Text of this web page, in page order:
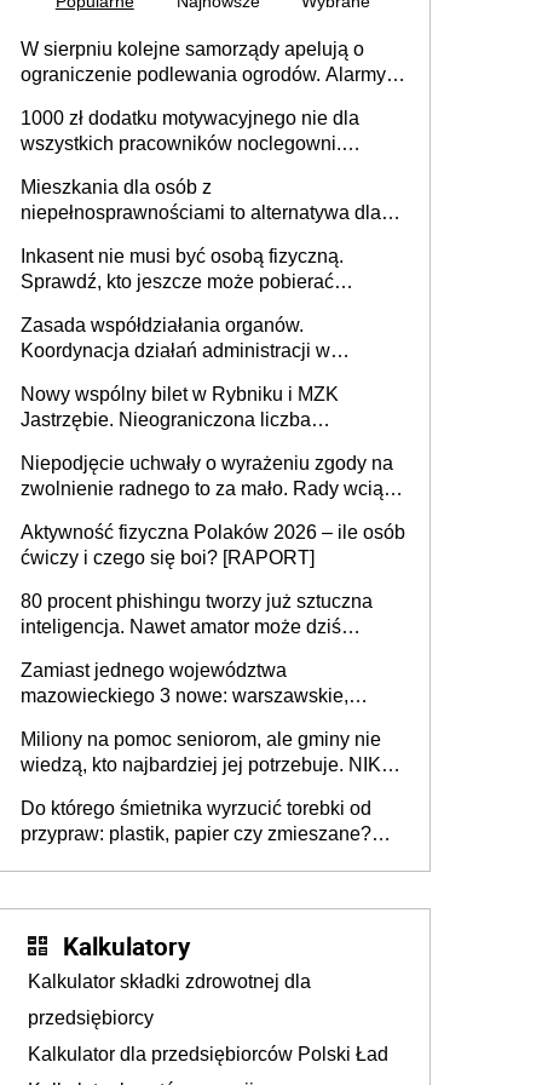
W sierpniu kolejne samorządy apelują o
ograniczenie podlewania ogrodów. Alarmy w
może objąć cały kraj
1000 zł dodatku motywacyjnego nie dla
wszystkich pracowników noclegowni.
Mieszkania dla osób z
niepełnosprawnościami to alternatywa dla
samodzielnie lub z rodziną
Inkasent nie musi być osobą fizyczną.
Sprawdź, kto jeszcze może pobierać
Zasada współdziałania organów.
Koordynacja działań administracji w
Nowy wspólny bilet w Rybniku i MZK
Jastrzębie. Nieograniczona liczba
Niepodjęcie uchwały o wyrażeniu zgody na
zwolnienie radnego to za mało. Rady wciąż
rozstrzygać sprawy
Aktywność fizyczna Polaków 2026 – ile osób
ćwiczy i czego się boi? [RAPORT]
80 procent phishingu tworzy już sztuczna
inteligencja. Nawet amator może dziś
Zamiast jednego województwa
mazowieckiego 3 nowe: warszawskie,
Europie nie ma tak dużych jednostek
stołecznych
Miliony na pomoc seniorom, ale gminy nie
wiedzą, kto najbardziej jej potrzebuje. NIK
Do którego śmietnika wyrzucić torebki od
przypraw: plastik, papier czy zmieszane?
Kalkulatory
Kalkulator składki zdrowotnej dla
przedsiębiorcy
Kalkulator dla przedsiębiorców Polski Ład